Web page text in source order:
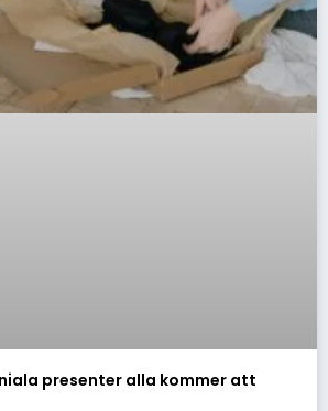
presenter alla kommer att